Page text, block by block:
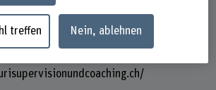
forschung/forschungsbereiche/institut-
familie/
treffen Nein, ablehnen